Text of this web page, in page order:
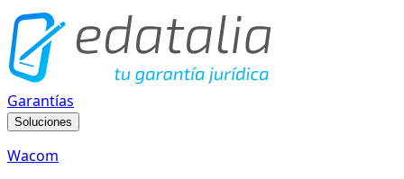
Garantías
Soluciones
Wacom